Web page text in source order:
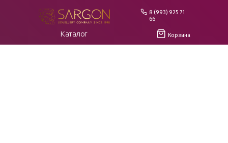
8 (993) 925 71
66
Корзина
Каталог